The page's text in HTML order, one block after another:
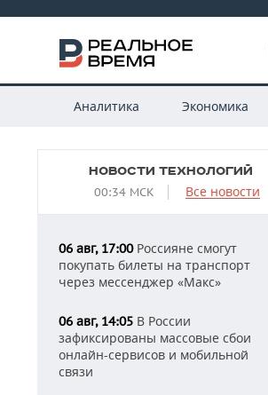
Аналитика Экономика
НОВОСТИ ТЕХНОЛОГИЙ
00:34 МСК Все новости
06 авг, 17:00Россияне смогут
покупать билеты на транспорт
через мессенджер «Макс»
06 авг, 14:05 В России
зафиксированы массовые сбои
онлайн-сервисов и мобильной
связи